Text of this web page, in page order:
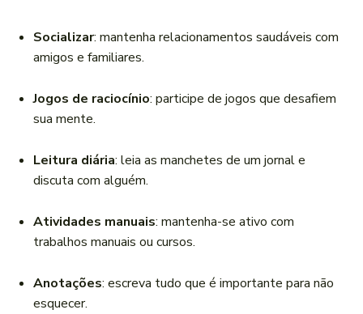
Socializar: mantenha relacionamentos saudáveis com
amigos e familiares.
Jogos de raciocínio: participe de jogos que desafiem
sua mente.
Leitura diária: leia as manchetes de um jornal e
discuta com alguém.
Atividades manuais: mantenha-se ativo com
trabalhos manuais ou cursos.
Anotações: escreva tudo que é importante para não
esquecer.